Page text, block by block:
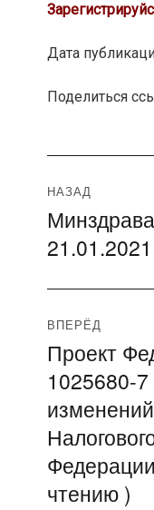
Дата
Поделиться
Навигация
по
НАЗАД
Предыдущая
запись:
ВПЕРЁД
Следующая
запись:
Проект
1025680-
чтению )